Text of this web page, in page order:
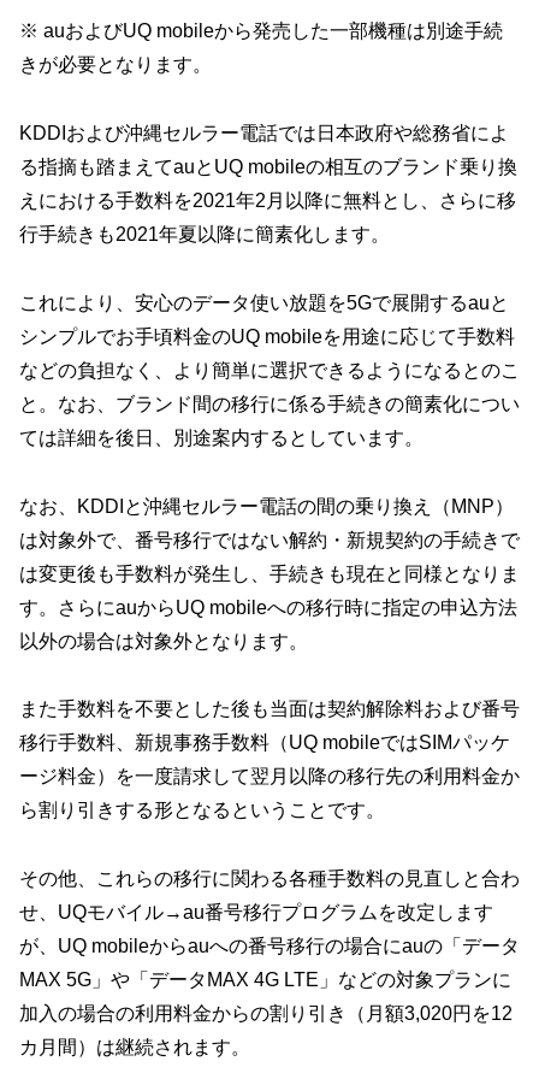
※ auおよびUQ mobileから発売した一部機種は別途手続
きが必要となります。
KDDIおよび沖縄セルラー電話では日本政府や総務省によ
る指摘も踏まえてauとUQ mobileの相互のブランド乗り換
えにおける手数料を2021年2月以降に無料とし、さらに移
行手続きも2021年夏以降に簡素化します。
これにより、安心のデータ使い放題を5Gで展開するauと
シンプルでお手頃料金のUQ mobileを用途に応じて手数料
などの負担なく、より簡単に選択できるようになるとのこ
と。なお、ブランド間の移行に係る手続きの簡素化につい
ては詳細を後日、別途案内するとしています。
なお、KDDIと沖縄セルラー電話の間の乗り換え（MNP）
は対象外で、番号移行ではない解約・新規契約の手続きで
は変更後も手数料が発生し、手続きも現在と同様となりま
す。さらにauからUQ mobileへの移行時に指定の申込方法
以外の場合は対象外となります。
また手数料を不要とした後も当面は契約解除料および番号
移行手数料、新規事務手数料（UQ mobileではSIMパッケ
ージ料金）を一度請求して翌月以降の移行先の利用料金か
ら割り引きする形となるということです。
その他、これらの移行に関わる各種手数料の見直しと合わ
せ、UQモバイル→au番号移行プログラムを改定します
が、UQ mobileからauへの番号移行の場合にauの「データ
MAX 5G」や「データMAX 4G LTE」などの対象プランに
加入の場合の利用料金からの割り引き（月額3,020円を12
カ月間）は継続されます。